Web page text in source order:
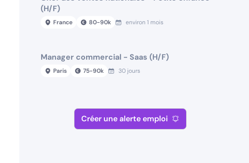
(H/F)
France 80-90k environ 1 mois
Manager commercial - Saas (H/F)
Paris 75-90k 30 jours
Créer une alerte emploi